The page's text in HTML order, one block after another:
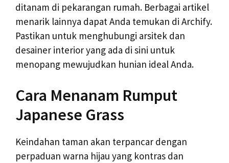
ditanam di pekarangan rumah. Berbagai artikel
menarik lainnya dapat Anda temukan di Archify.
Pastikan untuk menghubungi arsitek dan
desainer interior yang ada di sini untuk
menopang mewujudkan hunian ideal Anda.
Cara Menanam Rumput
Japanese Grass
Keindahan taman akan terpancar dengan
perpaduan warna hijau yang kontras dan